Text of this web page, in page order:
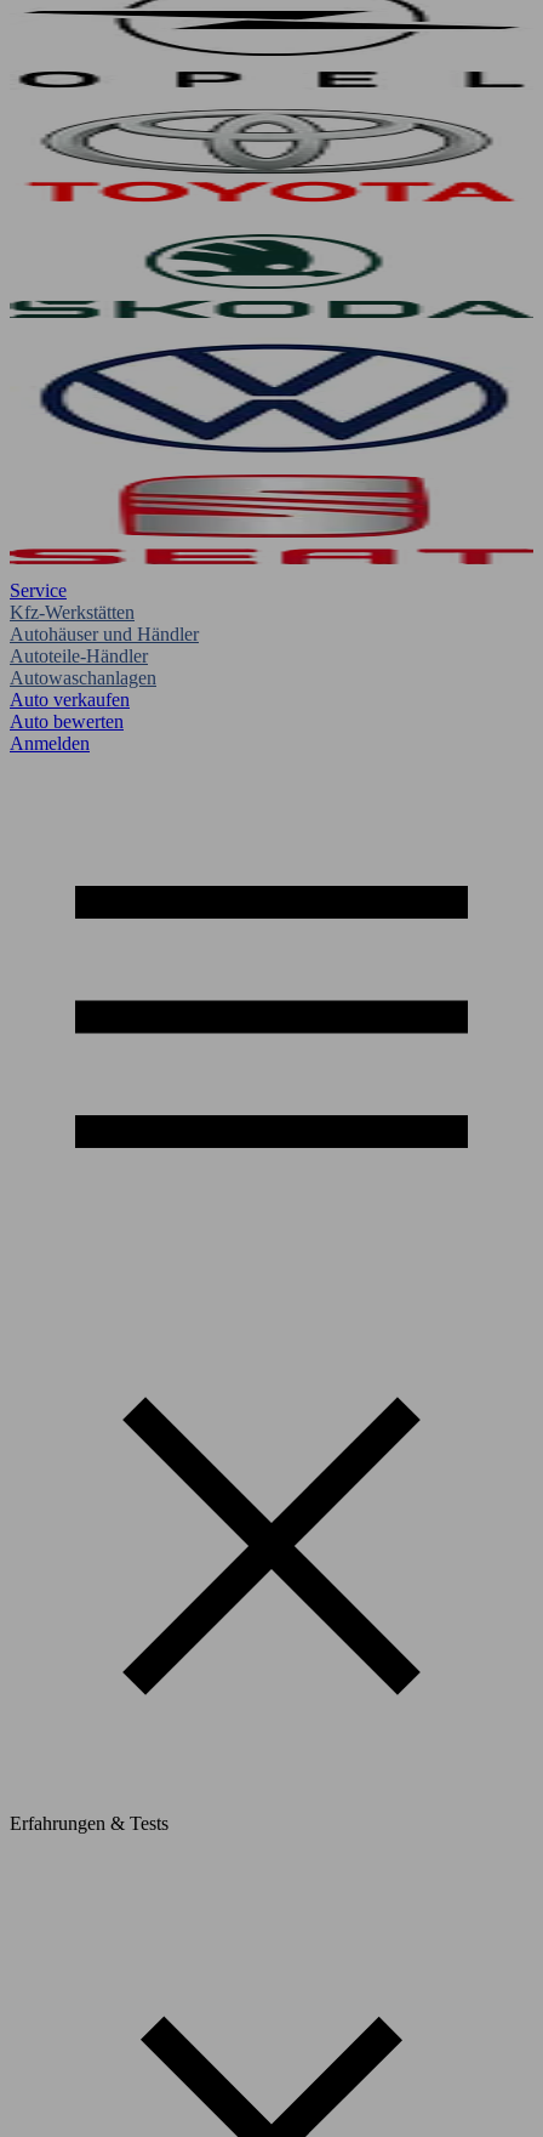
Service
Kfz-Werkstätten
Autohäuser und Händler
Autoteile-Händler
Autowaschanlagen
Auto verkaufen
Auto bewerten
Anmelden
Erfahrungen & Tests